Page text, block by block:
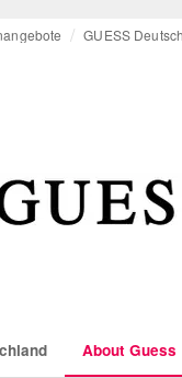
GUESS
About Guess